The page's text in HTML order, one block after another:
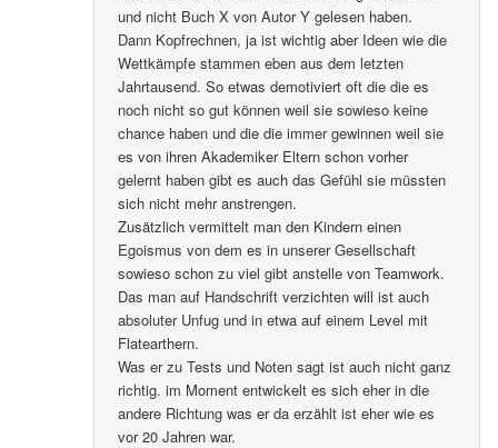
und nicht Buch X von Autor Y gelesen haben.
Dann Kopfrechnen, ja ist wichtig aber Ideen wie die
Wettkämpfe stammen eben aus dem letzten
Jahrtausend. So etwas demotiviert oft die die es
noch nicht so gut können weil sie sowieso keine
chance haben und die die immer gewinnen weil sie
es von ihren Akademiker Eltern schon vorher
gelernt haben gibt es auch das Gefühl sie müssten
sich nicht mehr anstrengen.
Zusätzlich vermittelt man den Kindern einen
Egoismus von dem es in unserer Gesellschaft
sowieso schon zu viel gibt anstelle von Teamwork.
Das man auf Handschrift verzichten will ist auch
absoluter Unfug und in etwa auf einem Level mit
Flatearthern.
Was er zu Tests und Noten sagt ist auch nicht ganz
richtig. im Moment entwickelt es sich eher in die
andere Richtung was er da erzählt ist eher wie es
vor 20 Jahren war.